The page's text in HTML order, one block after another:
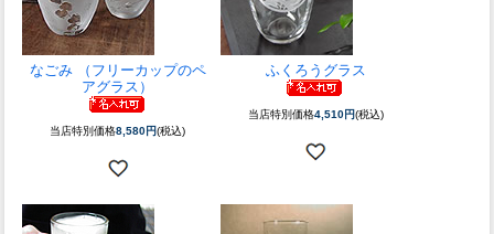
なごみ （フリーカップのペ
アグラス）
当店特別価格8,580円(税込)
ふくろうグラス
当店特別価格4,510円(税込)